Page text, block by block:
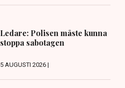
Ledare: Polisen måste kunna
stoppa sabotagen
5 AUGUSTI 2026 |